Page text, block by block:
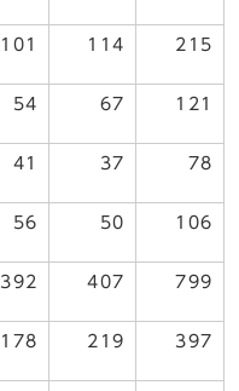
101 114 215
54 67 121
41 37 78
56 50 106
392 407 799
178 219 397